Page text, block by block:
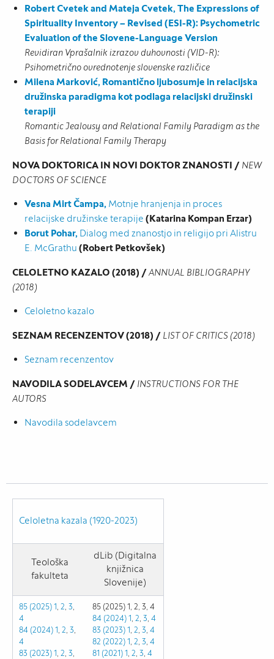
Robert Cvetek and Mateja Cvetek, The Expressions of
Spirituality Inventory – Revised (ESI-R): Psychometric
Evaluation of the Slovene-Language Version
Revidiran Vprašalnik izrazov duhovnosti (VID-R):
Psihometrično ovrednotenje slovenske različice
Milena Marković, Romantično ljubosumje in relacijska
družinska paradigma kot podlaga relacijski družinski
terapiji
Romantic Jealousy and Relational Family Paradigm as the
Basis for Relational Family Therapy
NOVA DOKTORICA IN NOVI DOKTOR ZNANOSTI / NEW
DOCTORS OF SCIENCE
Vesna Mirt Čampa, Motnje hranjenja in proces
relacijske družinske terapije (Katarina Kompan Erzar)
Borut Pohar, Dialog med znanostjo in religijo pri Alistru
E. McGrathu (Robert Petkovšek)
CELOLETNO KAZALO (2018) /ANNUAL BIBLIOGRAPHY
(2018)
Celoletno kazalo
SEZNAM RECENZENTOV (2018) / LIST OF CRITICS (2018)
Seznam recenzentov
NAVODILA SODELAVCEM / INSTRUCTIONS FOR THE
AUTORS
Navodila sodelavcem
Celoletna kazala (1920-2023)
Teološka
fakulteta
dLib (Digitalna
knjižnica
Slovenije)
85 (2025) 1, 2, 3,
4
84 (2024) 1, 2, 3,
4
83 (2023) 1, 2, 3,
85 (2025) 1, 2, 3, 4
84 (2024) 1, 2, 3, 4
83 (2023)1, 2, 3, 4
82 (2022)1, 2, 3, 4
81 (2021)1, 2, 3, 4